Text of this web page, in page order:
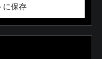
に保存